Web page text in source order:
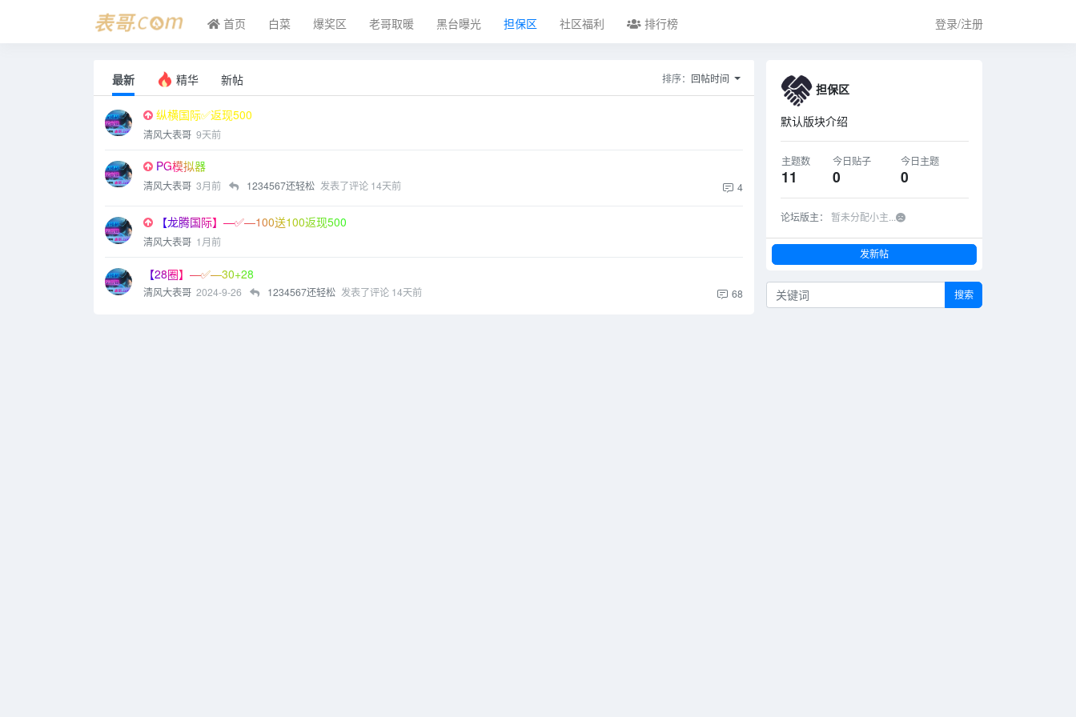
首页 白菜 爆奖区 老哥取暖 黑台曝光 担保区 社区福利 排行榜 登录/注册
最新 精华 新帖 排序： 回帖时间
纵横国际✅返现500
清风大表哥 9天前
PG模拟器
清风大表哥 3月前 1234567还轻松 发表了评论14天前 4
【龙腾国际】—✅—100送100返现500
清风大表哥 1月前
【28圈】—✅—30+28
清风大表哥 2024-9-26 1234567还轻松 发表了评论14天前 68
担保区
默认版块介绍
主题数
11
今日贴子
0
今日主题
0
论坛版主： 暂未分配小主...
发新帖
搜索